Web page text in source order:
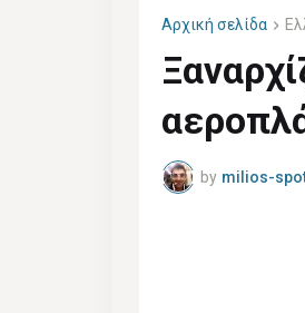
Αρχική σελίδα
by milios-